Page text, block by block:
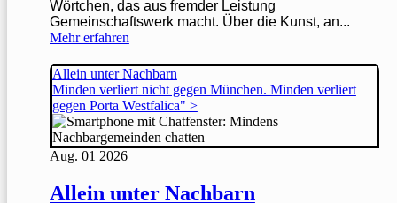
Wörtchen, das aus fremder Leistung
Gemeinschaftswerk macht. Über die Kunst, an...
Mehr erfahren
Allein unter Nachbarn
Minden verliert nicht gegen München. Minden verliert
gegen Porta Westfalica" >
Aug. 01 2026
Allein unter Nachbarn